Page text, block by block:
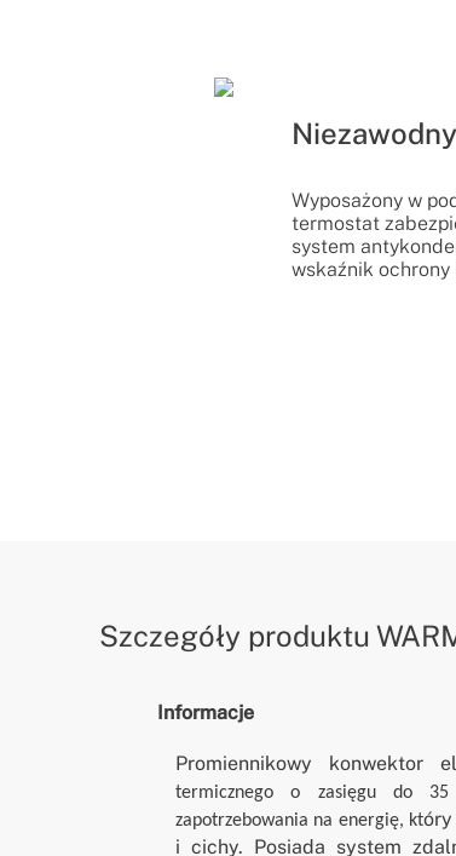
Wyposażony w
termostat
system
wskaźnik ochrony
Szczegóły produktu
Informacje
Promiennikowy
termicznego o zasięgu do
zapotrzebowania na energię, który
i cichy. Posiada system